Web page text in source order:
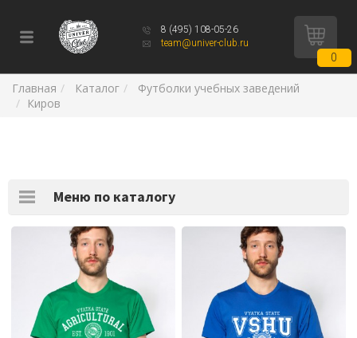
8 (495) 108-05-26
team@univer-club.ru
0
Главная Каталог
Футболки учебных заведений
Киров
Меню по каталогу